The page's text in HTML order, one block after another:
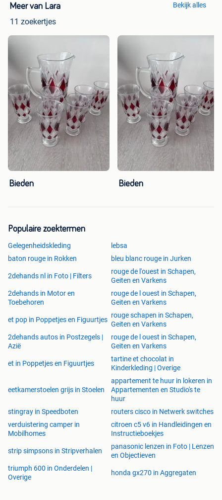
Meer van Lara
11 zoekertjes
Bekijk alles
Bieden Bieden
Populaire zoektermen
Gelegenheidskleding
lebsa
baton rouge in Rokken
bleu blanc rouge in Jurken
2dehands nl in Foto | Filters
rouge de l'ouest in Schapen,
Geiten en Varkens
2dehands in Motor en
Toebehoren
rouge de l ouest in Schapen,
Geiten en Varkens
et pop in Poppetjes en Figuurtjes
rouge schapen in Schapen,
Geiten en Varkens
2dehands autos in Postzegels |
Azië
rouge de l ouest in Schapen,
Geiten en Varkens
et in Poppetjes en Figuurtjes
tartine et chocolat in
Kinderkleding | Overige
eetkamerstoelen grijs in Stoelen
appartement te huur in lokeren in
Appartementen en Studio's te
huur
stingray in Speedboten
routers cisco in Netwerk switches
verduistering camper in
Mobilhomes
citroen c5 v6 in Handleidingen en
Instructieboekjes
strip simpsons in Stripverhalen
panasonic lenzen in Foto | Lenzen
en Objectieven
triumph 600 in Onderdelen |
Overige
honda gx270 in Aggregaten